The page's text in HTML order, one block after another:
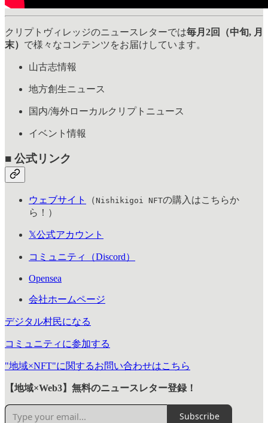
クリプトヴィレッジのニュースレターでは毎月2回（中旬, 月
末） で様々なコンテンツをお届けしています。
山古志情報
地方創生ニュース
国内/海外ローカルクリプトニュース
イベント情報
■ 公式リンク
ウェブサイト （ Nishikigoi NFTの購入はこちらか
ら！）
𝕏公式アカウント
コミュニティ（Discord）
Opensea
会社ホームページ
デジタル村民になる
コミュニティに参加する
"地域×NFT"に関するお問い合わせはこちら
【地域×Web3】無料のニュースレター登録！
Subscribe